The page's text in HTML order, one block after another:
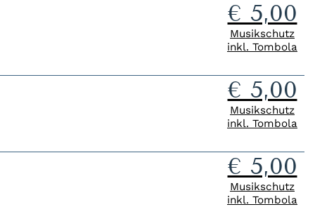
€ 5,00
Musikschutz
inkl. Tombola
€ 5,00
Musikschutz
inkl. Tombola
€ 5,00
Musikschutz
inkl. Tombola